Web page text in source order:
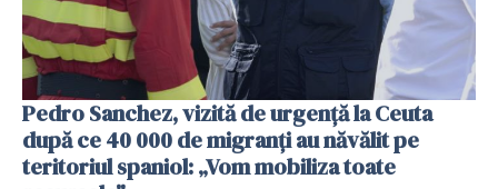
Pedro Sanchez, vizită de urgență la Ceuta
după ce 40 000 de migranți au năvălit pe
teritoriul spaniol: „Vom mobiliza toate